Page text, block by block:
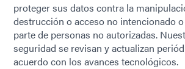
proteger sus datos contra la
destrucción o acceso no intencionado
parte de personas no autorizadas.
seguridad se revisan y actualizan
acuerdo con los avances tecnológicos.